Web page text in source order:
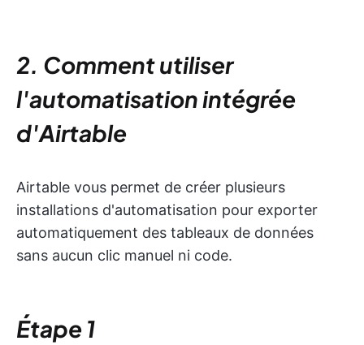
2. Comment utiliser
l'automatisation intégrée
d'Airtable
Airtable vous permet de créer plusieurs
installations d'automatisation pour exporter
automatiquement des tableaux de données
sans aucun clic manuel ni code.
Étape 1